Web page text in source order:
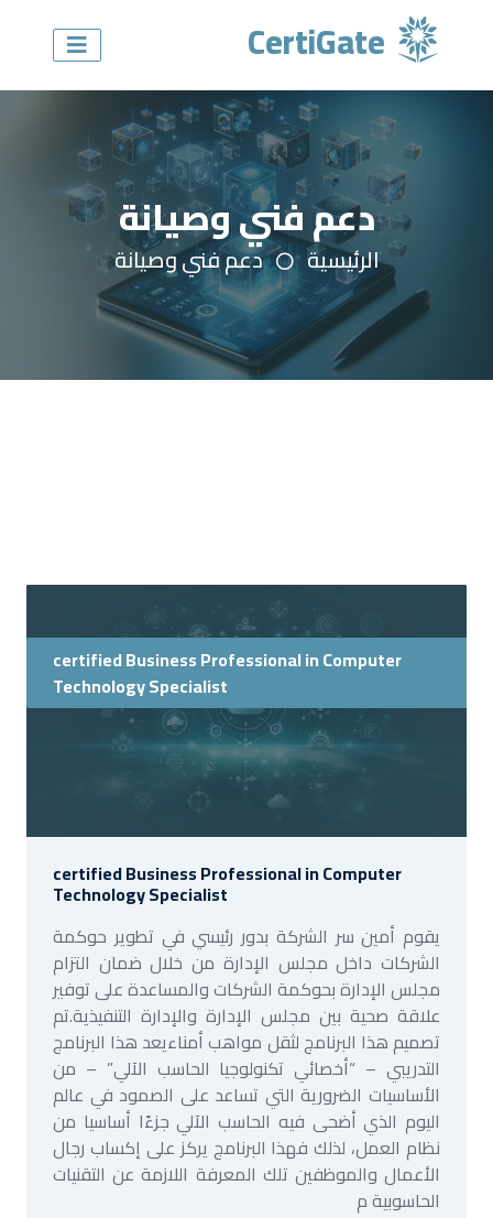
CertiGate
دعم فني وصيانة
الرئيسية دعم فني وصيانة
certified Business Professional in Computer
Technology Specialist
certified Business Professional in Computer
Technology Specialist
يقوم أمين سر الشركة بدور رئيسي في تطوير حوكمة
الشركات داخل مجلس الإدارة من خلال ضمان التزام
مجلس الإدارة بحوكمة الشركات والمساعدة على توفير
علاقة صحية بين مجلس الإدارة والإدارة التنفيذية.تم
تصميم هذا البرنامج لثقل مواهب أمناءيعد هذا البرنامج
التدريبي – “أخصائي تكنولوجيا الحاسب الآلي” – من
الأساسيات الضرورية التي تساعد على الصمود في عالم
اليوم الذي أضحى فيه الحاسب الآلي جزءًا أساسيا من
نظام العمل، لذلك فهذا البرنامج يركز على إكساب رجال
الأعمال والموظفين تلك المعرفة اللازمة عن التقنيات
الحاسوبية م